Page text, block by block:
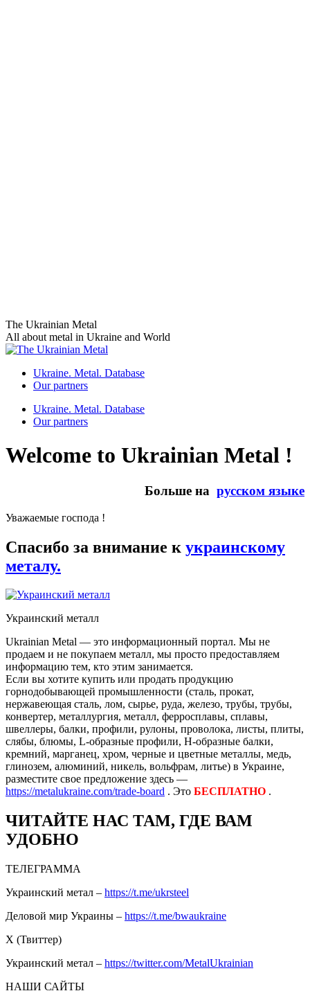
Skip
to
content
The Ukrainian Metal
All about metal in Ukraine and World
Ukraine. Metal. Database
Our partners
Ukraine. Metal. Database
Our partners
Welcome to Ukrainian Metal !
Больше на русском языке
Уважаемые господа !
Спасибо за внимание к украинскому
металу.
Украинский металл
Ukrainian Metal — это информационный портал. Мы не
продаем и не покупаем металл, мы просто предоставляем
информацию тем, кто этим занимается.
Если вы хотите купить или продать продукцию
горнодобывающей промышленности (сталь, прокат,
нержавеющая сталь, лом, сырье, руда, железо, трубы, трубы,
конвертер, металлургия, металл, ферросплавы, сплавы,
швеллеры, балки, профили, рулоны, проволока, листы, плиты,
слябы, блюмы, L-образные профили, H-образные балки,
кремний, марганец, хром, черные и цветные металлы, медь,
глинозем, алюминий, никель, вольфрам, литье) в Украине,
разместите свое предложение здесь —
https://metalukraine.com/trade-board . Это БЕСПЛАТНО .
ЧИТАЙТЕ НАС ТАМ, ГДЕ ВАМ
УДОБНО
ТЕЛЕГРАММА
Украинский метал – https://t.me/ukrsteel
Деловой мир Украины – https://t.me/bwaukraine
Х (Твиттер)
Украинский метал – https://twitter.com/MetalUkrainian
НАШИ САЙТЫ